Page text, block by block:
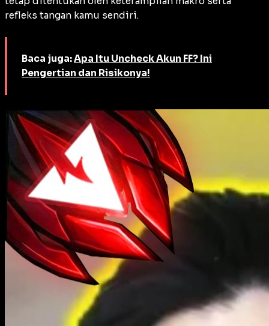
refleks tangan kamu sendiri.
Baca juga:Apa Itu Uncheck Akun FF? Ini
Pengertian dan Risikonya!